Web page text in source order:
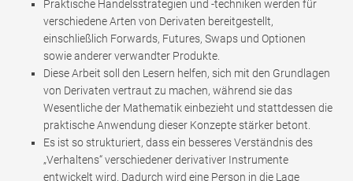
Praktische Handelsstrategien und -techniken werden für
verschiedene Arten von Derivaten bereitgestellt,
einschließlich Forwards, Futures, Swaps und Optionen
sowie anderer verwandter Produkte.
Diese Arbeit soll den Lesern helfen, sich mit den Grundlagen
von Derivaten vertraut zu machen, während sie das
Wesentliche der Mathematik einbezieht und stattdessen die
praktische Anwendung dieser Konzepte stärker betont.
Es ist so strukturiert, dass ein besseres Verständnis des
„Verhaltens“ verschiedener derivativer Instrumente
entwickelt wird. Dadurch wird eine Person in die Lage